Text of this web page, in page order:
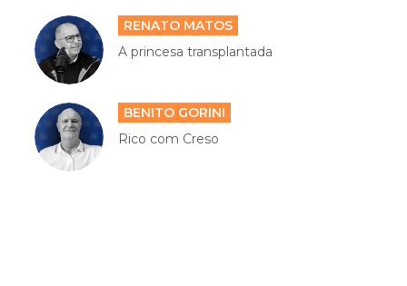
RENATO MATOS
A princesa transplantada
BENITO GORINI
Rico com Creso